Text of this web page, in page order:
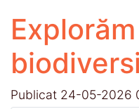
Explorăm
Publicat 24-05-2026